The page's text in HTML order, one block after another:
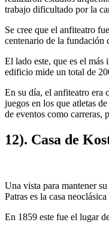
trabajo dificultado por la
Se cree que el anfiteatro
centenario de la fundación
El lado este, que es el más
edificio mide un total de
En su día, el anfiteatro era
juegos en los que atletas
de eventos como carreras,
12). Casa de
Una vista para mantener
Patras es la casa
En 1859 este fue el lugar